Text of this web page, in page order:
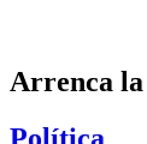
Arrenca la
Política